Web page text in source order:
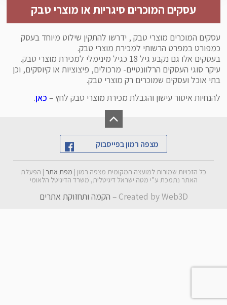
אנשי קשר
גורמי חוץ נדרשים לרישוי עסקים
דרישות כלליות מעסקים טעוני רישוי- הרשות המקומית
דרישות המועצה מעסקים נפוצים
עסקים המוכרים סיגריות או מוצרי טבק
בתי אוכל- מסעדות, בתי קפה ומזנונים
מכירת אלכוהול
משחקים אלקטרוניים ומשחקי ביליארד
אירועים המוניים תחת כיפת השמים
מדריך לפתיחת רישיון עסק
מדיניות אכיפה של המועצה
טפסים נדרשים ואגרות
חוקי עזר
תוכניות בניין עיר
עסקים המוכרים סיגריות או מוצרי טבק
עסקים המוכרים מוצרי טבק , ידרשו להתקין שילוט מיוחד בעסק
כמפורט במפרט הרשותי למכירת מוצרי טבק.
בעסקים אלו גם נקבע גיל 18 כגיל מינימלי למכירת מוצרי טבק.
עיקר סוגי העסקים הרלוונטיים- מרכולים, פיצוציות או קיוסקים, וכן
בתי אוכל ועסקים שמוכרים רק מוצרי טבק.
להנחיות איסור עישון והגבלת מכירת מוצרי טבק לחץ – כאן.
מצפה רמון בפייסבוק
כל הזכויות שמורות למועצה המקומית מצפה רמון | מפת אתר | הפעלת
האתר נתמכת ע”י מטה ישראל דיגיטלית, משרד הדיגיטל הלאומי
Created by Web3D – הקמה ותחזוקת אתרים